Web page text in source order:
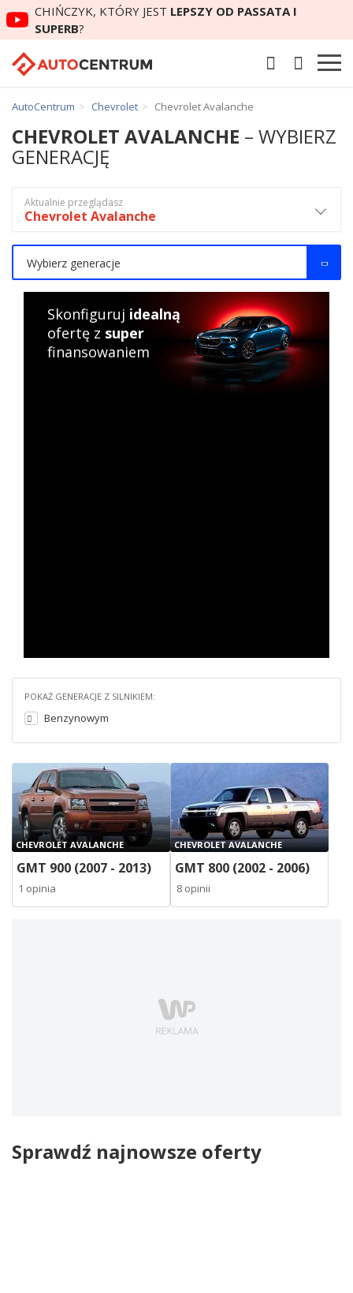
CHIŃCZYK, KTÓRY JEST LEPSZY OD PASSATA I
SUPERB?
AutoCentrum Chevrolet Chevrolet Avalanche
POKAŻ GENERACJE Z SILNIKIEM:
Benzynowym
CHEVROLET AVALANCHE
GMT 900 (2007 - 2013)
1 opinia
CHEVROLET AVALANCHE
GMT 800 (2002 - 2006)
8 opinii
Sprawdź najnowsze oferty
CHEVROLET AVALANCHE – WYBIERZ
GENERACJĘ
Aktualnie przeglądasz
Chevrolet Avalanche
Wybierz generacje
Skonfiguruj idealną
ofertę z super
finansowaniem